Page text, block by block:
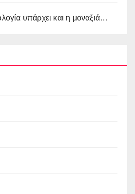
υπάρχει και η μοναξιά…